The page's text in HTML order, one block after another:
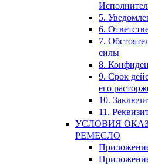
5.
6.
7.
силы
8.
9. Срок
его
10.
11.
УСЛОВИЯ
РЕМЕСЛО